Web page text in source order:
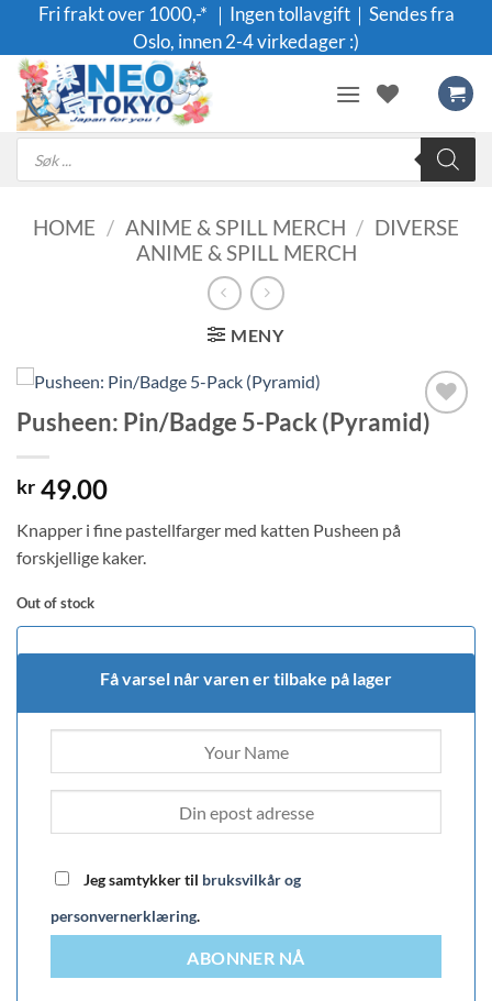
content
Fri frakt over 1000,-* ｜Ingen tollavgift｜Sendes fra
Oslo, innen 2-4 virkedager :)
Products
search
HOME / ANIME & SPILL MERCH / DIVERSE
ANIME & SPILL MERCH
MENY
Legg til i
Pusheen: Pin/Badge 5-Pack (Pyramid)
kr 49.00
Knapper i fine pastellfarger med katten Pusheen på
forskjellige kaker.
Out of stock
Få varsel når varen er tilbake på lager
Jeg samtykker til bruksvilkår og
personvernerklæring.
ABONNER NÅ